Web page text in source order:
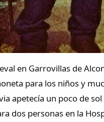
en Garrovillas de
para los niños y
apetecía un poco de
dos personas en la